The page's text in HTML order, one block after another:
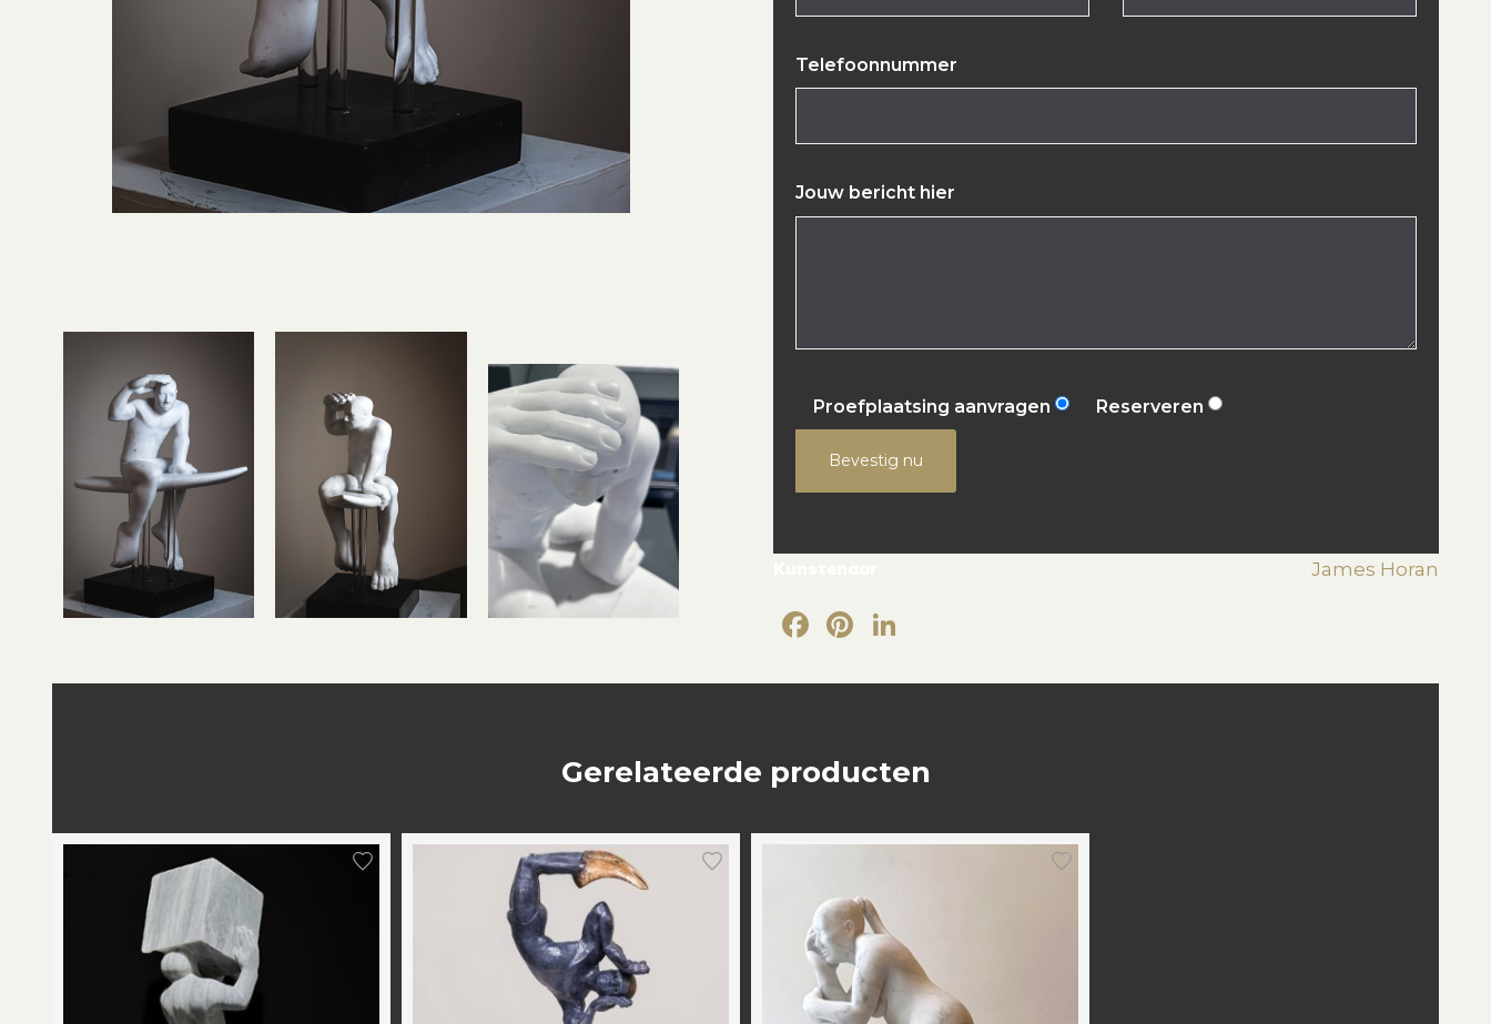
Telefoonnummer
Jouw bericht hier
Proefplaatsing aanvragen Reserveren
Bevestig nu
James Horan
Facebook
Pinterest
Gerelateerde producten